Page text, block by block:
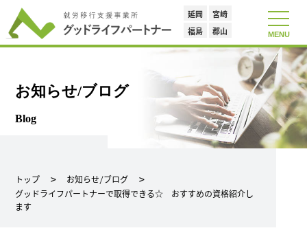
延岡
宮崎
福島
郡山
toggle
MENU
お知らせ/ブログ
Blog
トップ
お知らせ/ブログ
グッドライフパートナーで取得できる☆ おすすめの資格紹介し
ます